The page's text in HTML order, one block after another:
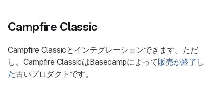
Campfire Classic
Campfire Classicとインテグレーションできます。ただ
し、Campfire ClassicはBasecampによって販売が終了し
た古いプロダクトです。